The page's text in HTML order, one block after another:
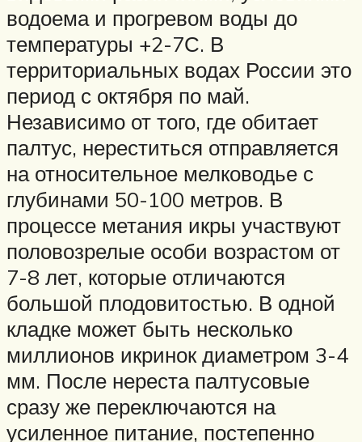
водоема и прогревом воды до
температуры +2-7С. В
территориальных водах России это
период с октября по май.
Независимо от того, где обитает
палтус, нереститься отправляется
на относительное мелководье с
глубинами 50-100 метров. В
процессе метания икры участвуют
половозрелые особи возрастом от
7-8 лет, которые отличаются
большой плодовитостью. В одной
кладке может быть несколько
миллионов икринок диаметром 3-4
мм. После нереста палтусовые
сразу же переключаются на
усиленное питание, постепенно